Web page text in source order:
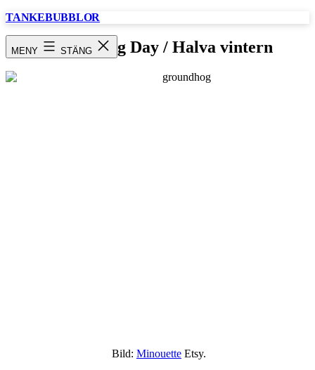
Hoppa
TANKEBUBBLOR
MENY STÄNG
Groundhog Day / Halva vintern
Bild: Minouette Etsy.